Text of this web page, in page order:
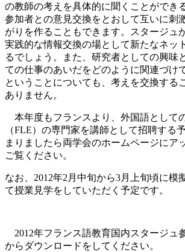
の教師の考えを具体的に聞くことができ
参加者との意見交換をとおして互いに刺
がりを作ることもできます。スタージュ
実践的な情報交換の場として新たなネッ
るでしょう。また、研究者としての興味
ての仕事のあいだをどのように関連づけ
ということについても、考えを交換する
ありません。
本年度もフランスより、外国語として
（FLE）の専門家を講師として招聘する
まりましたら両学会のホームページにア
ご覧ください。
なお、2012年2月中旬から3月上旬頃に模
て授業見学をしていただく予定です。
2012年フランス語教育国内スタージュ
からダウンロードをしてください。